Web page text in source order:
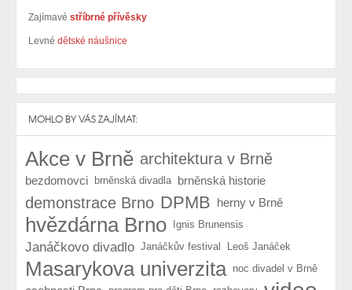
Zajímavé stříbrné přívěsky
Levné dětské náušnice
MOHLO BY VÁS ZAJÍMAT:
Akce v Brně architektura v Brně
bezdomovci brněnská divadla brněnská historie
demonstrace Brno DPMB herny v Brně
hvězdárna Brno Ignis Brunensis
Janáčkovo divadlo Janáčkův festival Leoš Janáček
Masarykova univerzita noc divadel v Brně